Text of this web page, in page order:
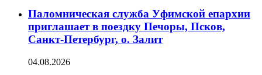
Паломническая служба Уфимской епархии
приглашает в поездку Печоры, Псков,
Санкт-Петербург, о. Залит
04.08.2026